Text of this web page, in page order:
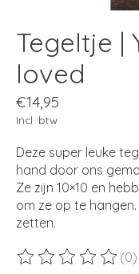
Tegeltje |
loved
€14,95
Incl. btw
Deze super leuke
hand door ons
Ze zijn 10×10 en
om ze op te
zetten.
De beoordeling van
(0)